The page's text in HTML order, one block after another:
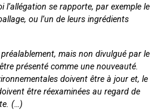
l’allégation se rapporte, par exemple le
ou l’un de leurs ingrédients
mais non divulgué par le
présenté comme une nouveauté.
doivent être à jour et, le
être réexaminées au regard de
(…)